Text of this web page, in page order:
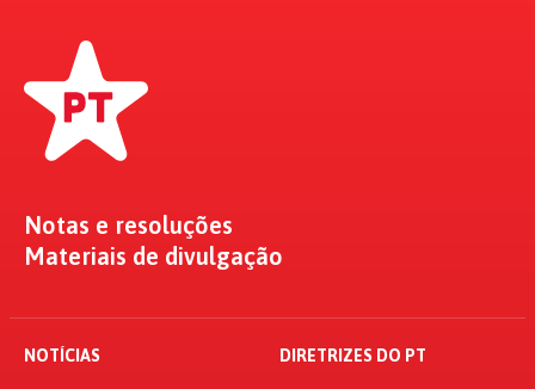
Notas e resoluções
Materiais de divulgação
NOTÍCIAS DIRETRIZES DO PT